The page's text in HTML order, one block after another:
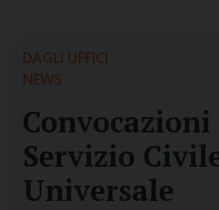
DAGLI UFFICI
NEWS
Servizio
Universale